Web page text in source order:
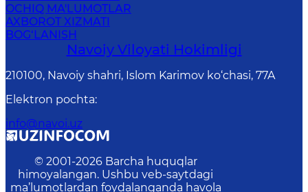
OCHIQ MA'LUMOTLAR
AXBOROT XIZMATI
BOG‘LANISH
Navoiy Vilоyati Hоkimligi
210100, Nаvоiy shаhri, Islom Karimov ko‘chаsi, 77A
Elektron pochta:
info@navoi.uz
© 2001-2026 Barcha huquqlar
himoyalangan. Ushbu veb-saytdagi
ma’lumotlardan foydalanganda havola